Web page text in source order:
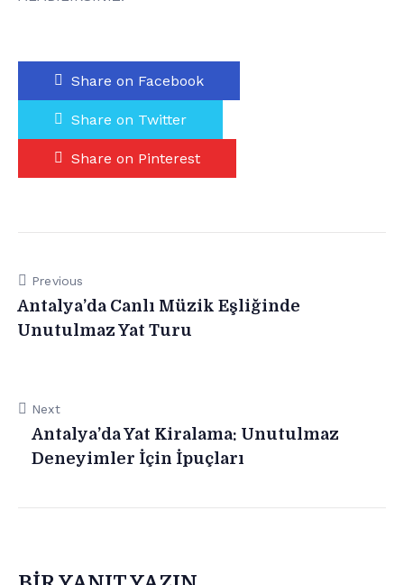
Share on Facebook
Share on Twitter
Share on Pinterest
Previous
Antalya’da Canlı Müzik Eşliğinde
Unutulmaz Yat Turu
Next
Antalya’da Yat Kiralama: Unutulmaz
Deneyimler İçin İpuçları